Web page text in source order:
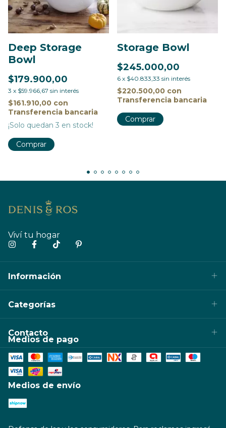
Deep Storage
Bowl
$179.900,00
3 x $59.966,67 sin interés
$161.910,00 con
Transferencia bancaria
¡Solo quedan 3 en stock!
Comprar
Storage Bowl
$245.000,00
6 x $40.833,33 sin interés
$220.500,00 con
Transferencia bancaria
Comprar
Viví tu hogar
Información
Categorías
Contacto
Medios de pago
Medios de envío